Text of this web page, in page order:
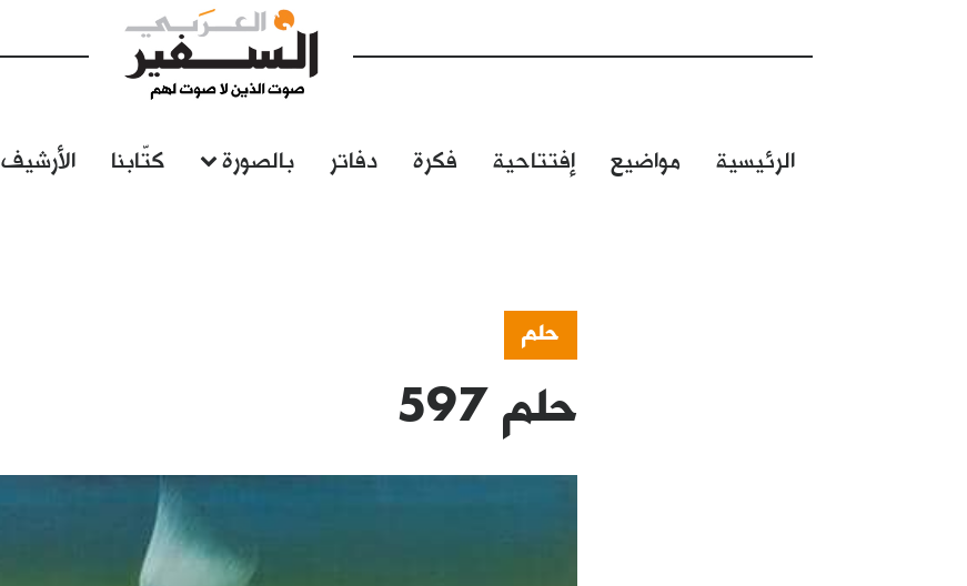
الرئيسية مواضيع إفتتاحية فكرة دفاتر بالصورة كتّابنا الأرشيف
حلم
حلم 597